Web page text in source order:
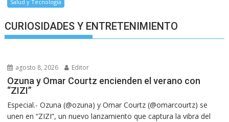
Salud y Tecnología
CURIOSIDADES Y ENTRETENIMIENTO
agosto 8, 2026 Editor
Ozuna y Omar Courtz encienden el verano con
“ZIZI”
Especial.- Ozuna (@ozuna) y Omar Courtz (@omarcourtz) se
unen en “ZIZI”, un nuevo lanzamiento que captura la vibra del